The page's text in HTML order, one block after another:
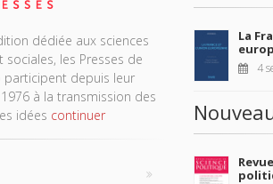
dédiée aux sciences
sociales, les Presses de
participent depuis leur
à la transmission des
idées continuer
La
4